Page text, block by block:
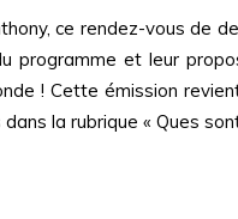
ce rendez-vous de
programme et leur
! Cette émission
la rubrique « Ques